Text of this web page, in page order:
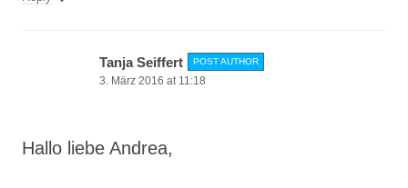
Tanja Seiffert POST AUTHOR
3. März 2016 at 11:18
Hallo liebe Andrea,